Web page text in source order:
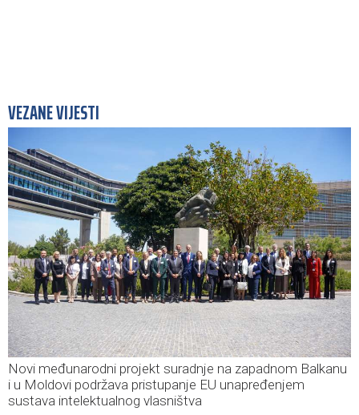
VEZANE VIJESTI
Novi međunarodni projekt suradnje na zapadnom Balkanu
i u Moldovi podržava pristupanje EU unapređenjem
sustava intelektualnog vlasništva